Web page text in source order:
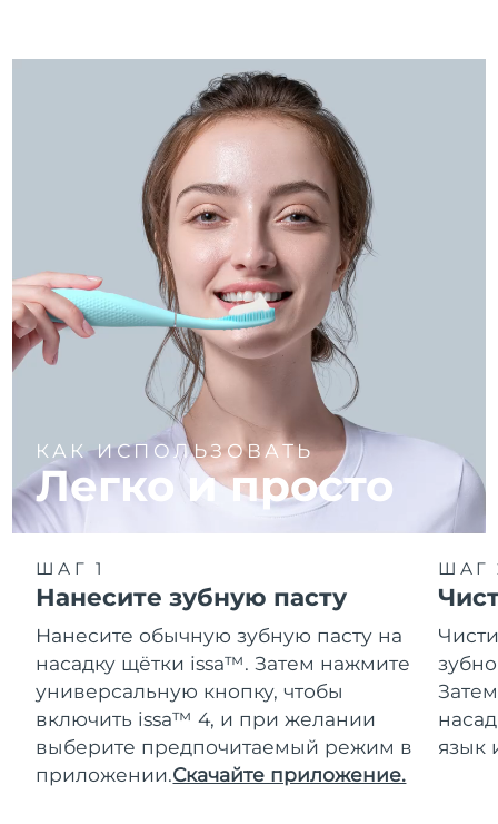
КАК ИСПОЛЬЗОВАТЬ
Легко и просто
ШАГ 1
Нанесите зубную пасту
Нанесите обычную зубную пасту на
насадку щётки issa™. Затем нажмите
универсальную кнопку, чтобы
включить issa™ 4, и при желании
выберите предпочитаемый режим в
приложении.Скачайте приложение.
ШАГ
язык